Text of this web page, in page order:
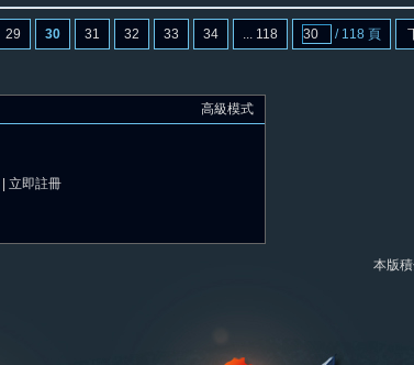
29 30 31 32 33 34 ... 118 / 118 頁
高級模式
立即註冊
本版